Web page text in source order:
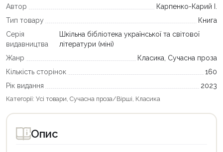
Автор
Карпенко-Карий І.
Тип товару
Книга
Серія
видавництва
Шкільна бібліотека української та світової
літератури (міні)
Жанр
Класика, Сучасна проза
Кількість сторінок
160
Рік видання
2023
Категорії: Усі товари, Сучасна проза/Вірші, Класика
Опис